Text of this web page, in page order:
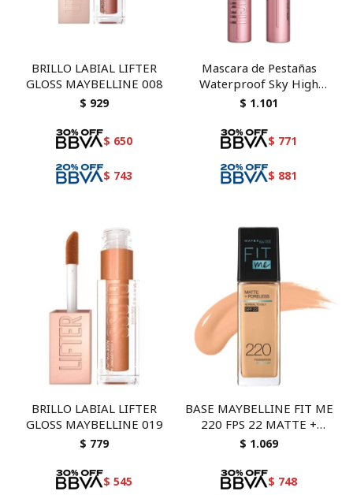
BRILLO LABIAL LIFTER
GLOSS MAYBELLINE 008
$ 929
$ 650
$ 743
Mascara de Pestañas
Waterproof Sky High
#802
$ 1.101
$ 771
$ 881
BRILLO LABIAL LIFTER
GLOSS MAYBELLINE 019
$ 779
$ 545
BASE MAYBELLINE FIT ME
220 FPS 22 MATTE +
PROLESS OIL CONTROL
$ 1.069
$ 748